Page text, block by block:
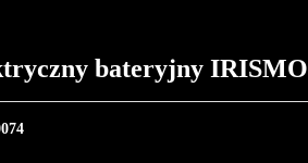
bateryjny IRISMO